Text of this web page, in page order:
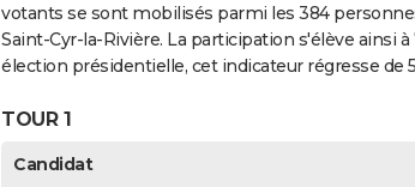
votants se sont mobilisés parmi les 384
Saint-Cyr-la-Rivière. La participation s'élève ainsi
élection présidentielle, cet indicateur régresse de
TOUR 1
Candidat